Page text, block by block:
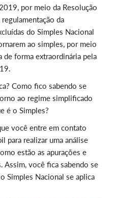
por meio da Resolução
da
do Simples Nacional
ao simples, por meio
de forma extraordinária pela
Como fico sabendo se
ao regime simplificado
é o Simples?
você entre em contato
para realizar uma análise
estão as apurações e
Assim, você fica sabendo se
Simples Nacional se aplica